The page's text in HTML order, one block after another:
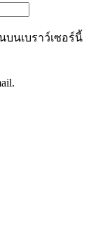
นเบราว์เซอร์นี้